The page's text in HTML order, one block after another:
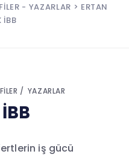
- YAZARLAR > ERTAN
İBB
YAZARLAR
iş gücü